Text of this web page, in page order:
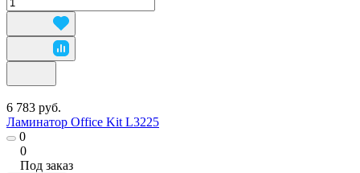
6 783 руб.
Ламинатор Office Kit L3225
0
0
Под заказ